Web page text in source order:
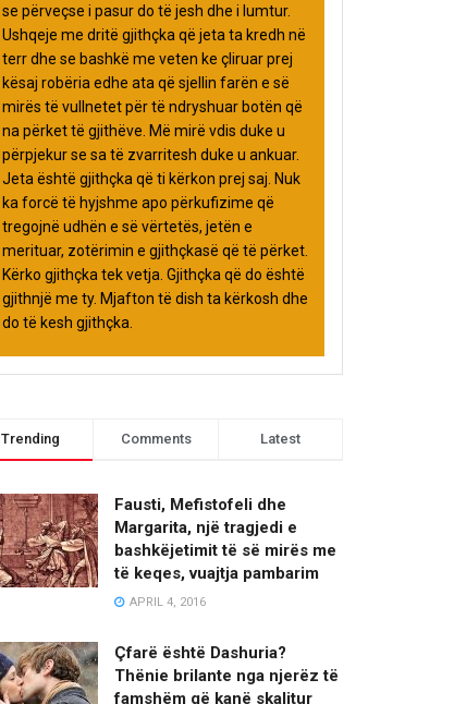
se përveçse i pasur do të jesh dhe i lumtur.
Ushqeje me dritë gjithçka që jeta ta kredh në
terr dhe se bashkë me veten ke çliruar prej
kësaj robëria edhe ata që sjellin farën e së
mirës të vullnetet për të ndryshuar botën që
na përket të gjithëve. Më mirë vdis duke u
përpjekur se sa të zvarritesh duke u ankuar.
Jeta është gjithçka që ti kërkon prej saj. Nuk
ka forcë të hyjshme apo përkufizime që
tregojnë udhën e së vërtetës, jetën e
merituar, zotërimin e gjithçkasë që të përket.
Kërko gjithçka tek vetja. Gjithçka që do është
gjithnjë me ty. Mjafton të dish ta kërkosh dhe
do të kesh gjithçka.
Trending Comments Latest
Fausti, Mefistofeli dhe
Margarita, një tragjedi e
bashkëjetimit të së mirës me
të keqes, vuajtja pambarim
APRIL 4, 2016
Çfarë është Dashuria?
Thënie brilante nga njerëz të
famshëm që kanë skalitur